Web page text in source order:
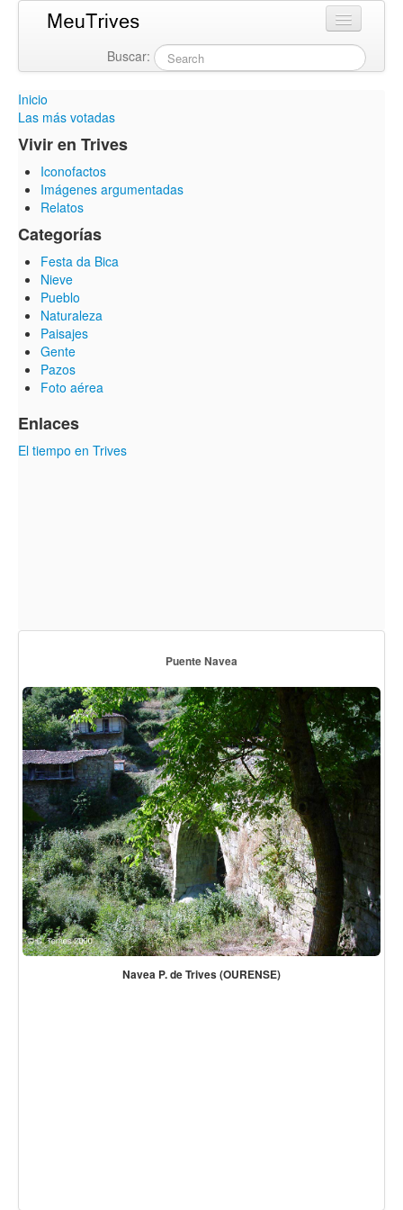
Buscar:
Inicio
Las más votadas
Vivir en Trives
Iconofactos
Imágenes argumentadas
Relatos
Categorías
Festa da Bica
Nieve
Pueblo
Naturaleza
Paisajes
Gente
Pazos
Foto aérea
Enlaces
El tiempo en Trives
Puente Navea
Navea P. de Trives (OURENSE)